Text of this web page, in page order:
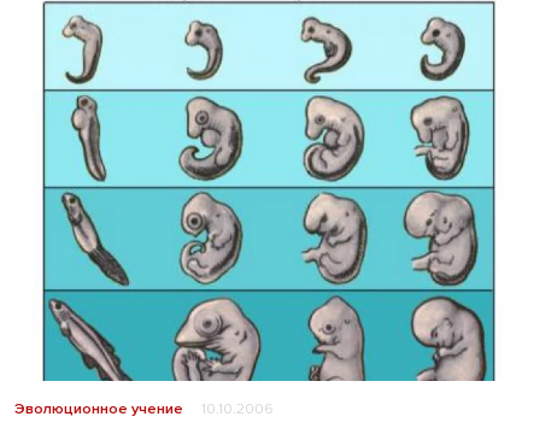
Эволюционное учение 10.10.2006